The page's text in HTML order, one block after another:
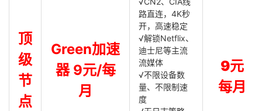
顶
级
节
点
Green加速
器 9元/每
月
路直连，4K秒
开，高速稳定
√解锁Netflix、
迪士尼等主流
流媒体
√不限设备数
量、不限制速
度
9元
每月